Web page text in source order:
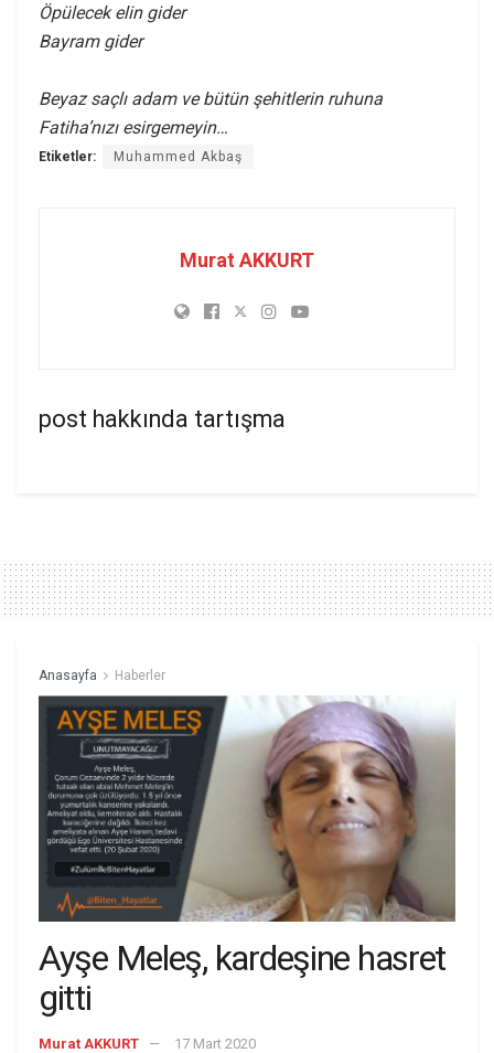
Öpülecek elin gider
Bayram gider
Beyaz saçlı adam ve bütün şehitlerin ruhuna
Fatiha’nızı esirgemeyin…
Etiketler: Muhammed Akbaş
Murat AKKURT
post hakkında tartışma
Anasayfa Haberler
Ayşe Meleş, kardeşine hasret
gitti
Murat AKKURT 17 Mart 2020